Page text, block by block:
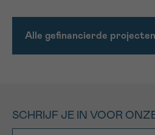
Alle gefinancierde projecten
SCHRIJF JE IN VOOR